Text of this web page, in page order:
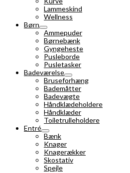
Lammeskind
Wellness
Børn
Ammepuder
Børnebænk
Gyngeheste
Pusleborde
Pusletasker
Badeværelse
Bruseforhæng
Bademåtter
Badevægte
Håndklædeholdere
Håndklæder
Toiletrulleholdere
Entré
Bænk
Knager
Knagerækker
Skostativ
Spejle